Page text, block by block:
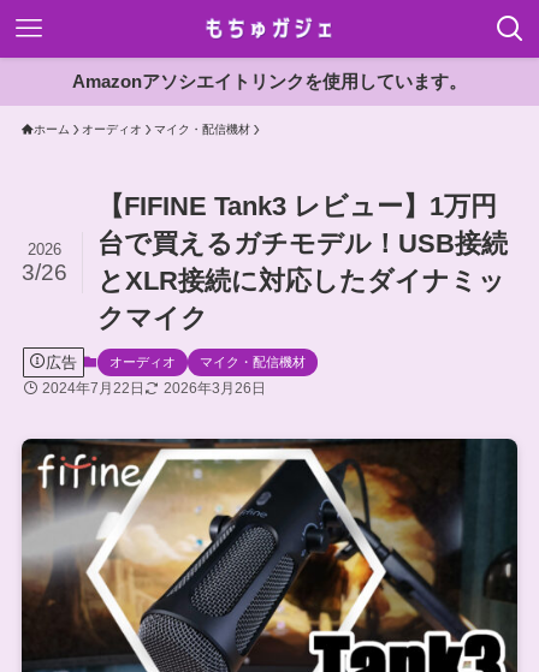
Amazonアソシエイトリンクを使用しています。
ホーム オーディオ マイク・配信機材
【FIFINE Tank3 レビュー】1万円
台で買えるガチモデル！USB接続
とXLR接続に対応したダイナミッ
クマイク
2026
3/26
広告 オーディオ マイク・配信機材
2024年7月22日 2026年3月26日